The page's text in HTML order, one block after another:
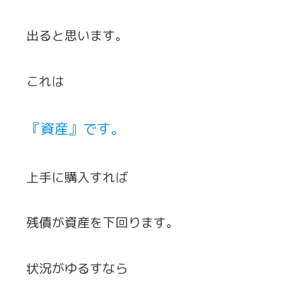
出ると思います。
これは
『資産』です。
上手に購入すれば
残債が資産を下回ります。
状況がゆるすなら